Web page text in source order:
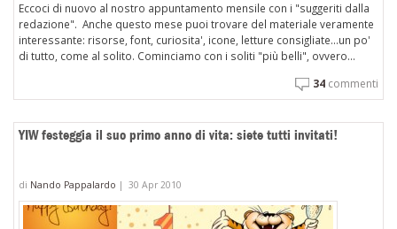
Eccoci di nuovo al nostro appuntamento mensile con i "suggeriti dalla
redazione". Anche questo mese puoi trovare del materiale veramente
interessante: risorse, font, curiosita', icone, letture consigliate...un po'
di tutto, come al solito. Cominciamo con i soliti "più belli", ovvero...
34 commenti
YIW festeggia il suo primo anno di vita: siete tutti invitati!
di Nando Pappalardo | 30 Apr 2010